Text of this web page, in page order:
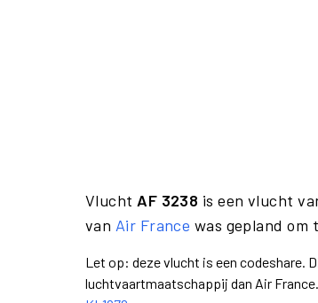
Vlucht AF 3238 is een vlucht
van Air France was gepland om
Let op: deze vlucht is een codeshare.
luchtvaartmaatschappij dan Air